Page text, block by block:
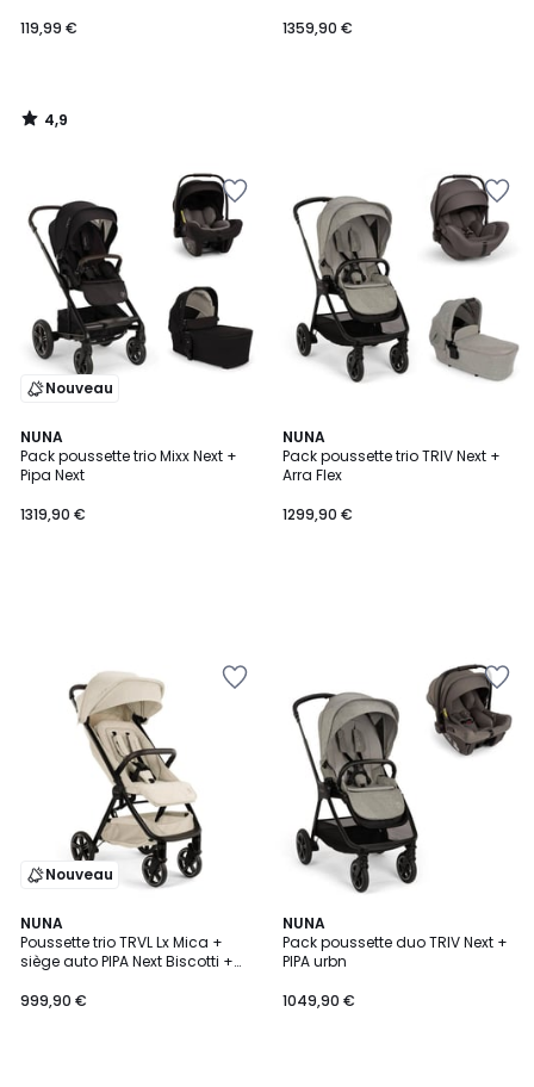
119,99 €
4,9
/
1359,90 €
Nouveau
NUNA
Pack poussette trio Mixx Next +
Pipa Next
1319,90 €
NUNA
Pack poussette trio TRIV Next +
Arra Flex
1299,90 €
Nouveau
NUNA
Poussette trio TRVL Lx Mica +
siège auto PIPA Next Biscotti +
BMW
999,90 €
NUNA
Pack poussette duo TRIV Next +
PIPA urbn
1049,90 €